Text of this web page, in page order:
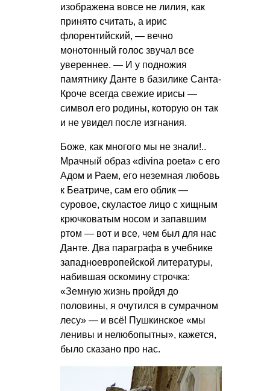
изображена вовсе не лилия, как
принято считать, а ирис
флорентийский, — вечно
монотонный голос звучал все
увереннее. — И у подножия
памятнику Данте в базилике Санта-
Кроче всегда свежие ирисы —
символ его родины, которую он так
и не увидел после изгнания.
Боже, как многого мы не знали!..
Мрачный образ «divina poeta» с его
Адом и Раем, его неземная любовь
к Беатриче, сам его облик —
суровое, скуластое лицо с хищным
крючковатым носом и запавшим
ртом — вот и все, чем был для нас
Данте. Два параграфа в учебнике
западноевропейской литературы,
набившая оскомину строчка:
«Земную жизнь пройдя до
половины, я очутился в сумрачном
лесу» — и всё! Пушкинское «мы
ленивы и нелюбопытны», кажется,
было сказано про нас.